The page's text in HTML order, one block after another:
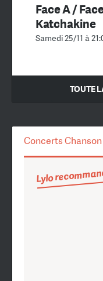
Face A /
Katchakine
Samedi 25/11 à
TOUTE
Concerts
Lylo